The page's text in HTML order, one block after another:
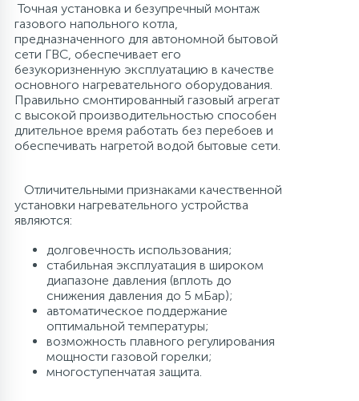
Аксессуары
Точная установка и безупречный монтаж
газового напольного котла,
предназначенного для автономной бытовой
сети ГВС, обеспечивает его
безукоризненную эксплуатацию в качестве
основного нагревательного оборудования.
Правильно смонтированный газовый агрегат
с высокой производительностью способен
длительное время работать без перебоев и
обеспечивать нагретой водой бытовые сети.
Отличительными признаками качественной
установки нагревательного устройства
являются:
долговечность использования;
стабильная эксплуатация в широком
диапазоне давления (вплоть до
снижения давления до 5 мБар);
автоматическое поддержание
оптимальной температуры;
возможность плавного регулирования
мощности газовой горелки;
многоступенчатая защита.